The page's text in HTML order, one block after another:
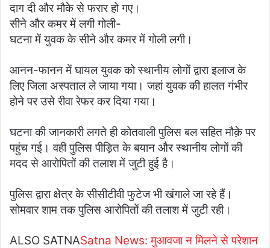
दाग दी और मौके से फरार हो गए।
सीने और कमर में लगी गोली-
घटना में युवक के सीने और कमर में गोली लगी।
आनन-फानन में घायल युवक को स्थानीय लोगों द्वारा इलाज के
लिए जिला अस्पताल ले जाया गया। जहां युवक की हालत गंभीर
होने पर उसे रीवा रेफर कर दिया गया।
घटना की जानकारी लगते ही कोतवाली पुलिस बल सहित मौक़े पर
पहुंच गई। वही पुलिस पीड़ित के बयान और स्थानीय लोगों की
मदद से आरोपितों की तलाश में जुटी हुई है।
पुलिस द्वारा क्षेत्र के सीसीटीवी फुटेज भी खंगाले जा रहे हैं।
सोमवार शाम तक पुलिस आरोपितों की तलाश में जुटी रही।
ALSO SATNASatna News: मुआवजा न मिलने से परेशान